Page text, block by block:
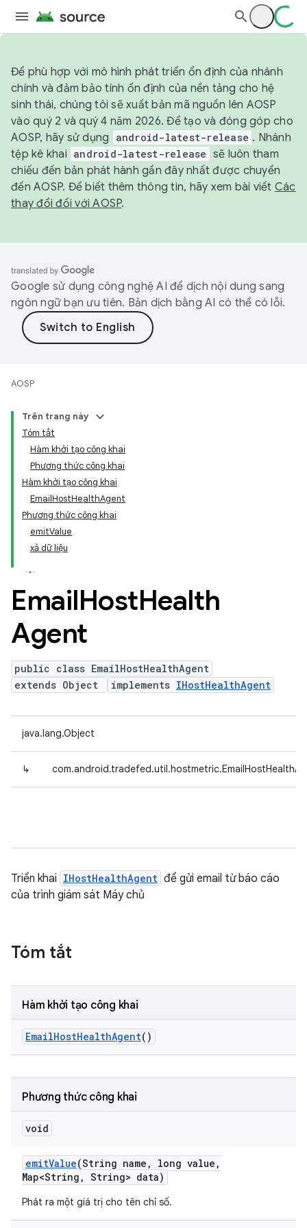
Để phù hợp với mô hình phát triển ổn định của nhánh
chính và đảm bảo tính ổn định của nền tảng cho hệ
sinh thái, chúng tôi sẽ xuất bản mã nguồn lên AOSP
vào quý 2 và quý 4 năm 2026. Để tạo và đóng góp cho
AOSP, hãy sử dụng
android-latest-release . Nhánh
tệp kê khai android-latest-release sẽ luôn tham
chiếu đến bản phát hành gần đây nhất được chuyển
đến AOSP. Để biết thêm thông tin, hãy xem bài viết Các
thay đổi đối với AOSP.
Google sử dụng công nghệ AI để dịch nội dung sang
ngôn ngữ bạn ưu tiên. Bản dịch bằng AI có thể có lỗi.
AOSP
Trên trang này
Tóm tắt
Hàm khởi tạo công khai
Phương thức công khai
Hàm khởi tạo công khai
EmailHostHealthAgent
Phương thức công khai
emitValue
xả dữ liệu
EmailHostHealth
Agent
public class EmailHostHealthAgent
extends Object
implements IHostHealthAgent
java.lang.Object
↳
Triển khai IHostHealthAgent để gửi email từ báo cáo
của trình giám sát Máy chủ
Tóm tắt
Hàm khởi tạo công khai
EmailHostHealthAgent()
Phương thức công khai
void
emitValue(String name , long value ,
Map<String , String> data)
Phát ra một giá trị cho tên chỉ số.